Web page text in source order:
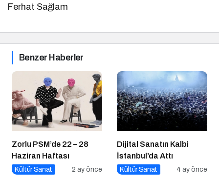
Ferhat Sağlam
Benzer Haberler
Zorlu PSM’de 22 – 28
Haziran Haftası
Kültür Sanat 2 ay önce
Dijital Sanatın Kalbi
İstanbul’da Attı
Kültür Sanat 4 ay önce